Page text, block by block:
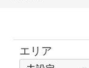
エリア